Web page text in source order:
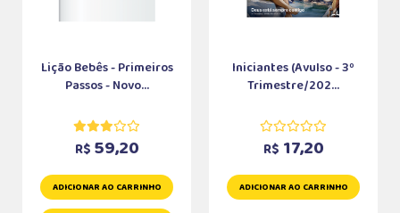
Lição Bebês - Primeiros
Passos - Novo...
R$ 59,20
ADICIONAR AO CARRINHO
Iniciantes (Avulso - 3º
Trimestre/202...
R$ 17,20
ADICIONAR AO CARRINHO